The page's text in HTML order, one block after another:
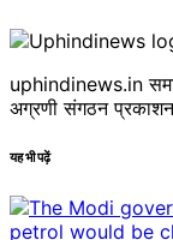
uphindinews.in
अग्रणी संगठन
यह भी पढ़ें